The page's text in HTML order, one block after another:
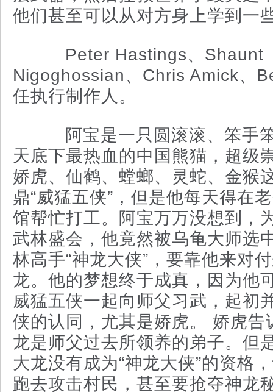
他们甚至可以从对方身上学到一
Peter Hastings、Shaunt
Nigoghossian、Chris Amick、
任执行制作人。
阿宝是一只圆滚滚、笨手
天底下最热血的中国熊猫，超级
娇虎、仙鹤、螳螂、灵蛇、金猴
鼎“威猛五侠”，但是他每天得在
馆帮忙打工。阿宝万万没想到，
武林盛会，他竟然被乌龟大师选
林高手“神龙大侠”，要靠他来对
龙。他的梦想终于成真，因为他
威猛五侠一起向师父习武，起初
侠的认同，尤其是娇虎。 娇虎告
龙是师父过去所领养的弟子。但
大龙没有成为“神龙大侠”的资格
跑去攻击村民，甚至要抢夺神龙